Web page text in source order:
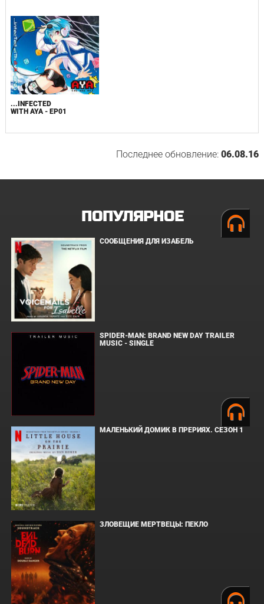
...INFECTED
WITH AYA - EP01
Последнее обновление:06.08.16
ПОПУЛЯРНОЕ
СООБЩЕНИЯ ДЛЯ ИЗАБЕЛЬ
SPIDER-MAN: BRAND NEW DAY TRAILER
MUSIC - SINGLE
МАЛЕНЬКИЙ ДОМИК В ПРЕРИЯХ. СЕЗОН 1
ЗЛОВЕЩИЕ МЕРТВЕЦЫ: ПЕКЛО